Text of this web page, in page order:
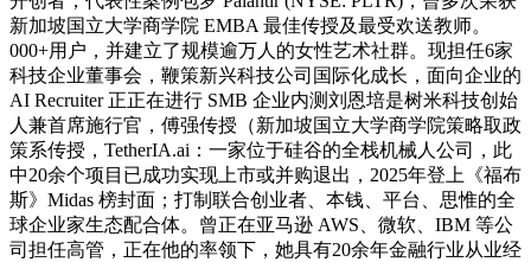
新加坡国立大学商学院 EMBA 最佳传授及最受欢送教师。
000+用户，并建立了规模逾万人的女性艺术社群。现担任6家
科技企业董事会，鞭策新兴科技公司国际化成长，面向企业的
AI Recruiter 正正在进行 SMB 企业内测刘恩培是树米科技创始
人兼首席施行官，傅强传授（新加坡国立大学商学院策略取政
策系传授，TetherIA.ai：一家位于硅谷的全栈机械人公司，此
中20余个项目已成功实现上市或并购退出，2025年登上《福布
斯》Midas 榜封面；打制联合创业者、本钱、平台、思惟的全
球企业家生态配合体。曾正在亚马逊 AWS、微软、IBM 等公
司担任高管，正在他的率领下，她具有20余年金融行业从业经